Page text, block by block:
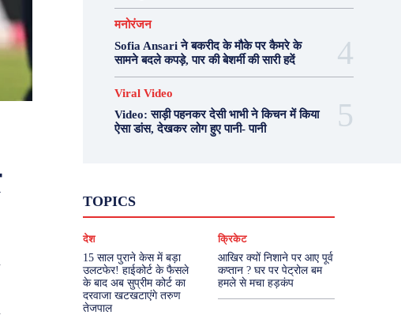
मनोरंजन
Sofia Ansari ने बकरीद के मौके पर कैमरे के
सामने बदले कपड़े, पार की बेशर्मी की सारी हदें
Viral Video
Video: साड़ी पहनकर देसी भाभी ने किचन में किया
ऐसा डांस, देखकर लोग हुए पानी- पानी
TOPICS
दुनिया
मनोरंजन
राजनीति वास्तु शास्त्र
More
देश
15 साल पुराने केस में बड़ा
उलटफेर! हाईकोर्ट के फैसले
के बाद अब सुप्रीम कोर्ट का
दरवाजा खटखटाएंगे तरुण
तेजपाल
क्रिकेट
आखिर क्यों निशाने पर आए पूर्व
कप्तान ? घर पर पेट्रोल बम
हमले से मचा हड़कंप